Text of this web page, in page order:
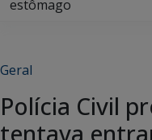
estômago
Geral
Polícia Civil
tentava